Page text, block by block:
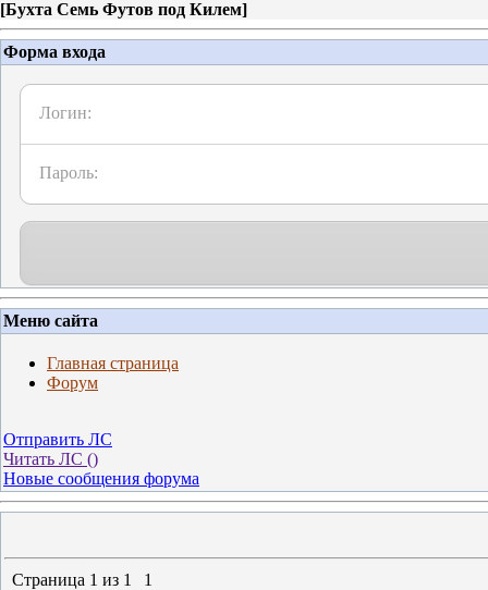
[Бухта Семь Футов под Килем]
Форма входа
Логин:
Пароль:
Меню сайта
Главная страница
Форум
Отправить ЛС
Читать ЛС ()
Новые сообщения форума
Страница 1 из 1
1